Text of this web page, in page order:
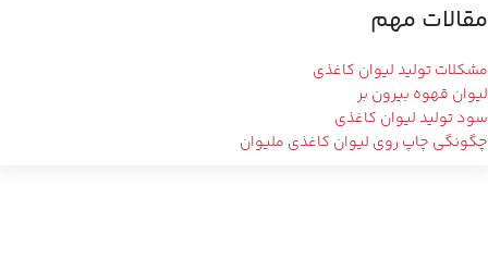
مقالات مهم
مشکلات تولید لیوان کاغذی
لیوان قهوه بیرون بر
سود تولید لیوان کاغذی
چگونگی چاپ روی لیوان کاغذی ملیوان